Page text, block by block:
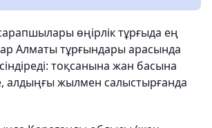
өңірлік тұрғыда ең
Алматы тұрғындары арасында
тоқсанына жан басына
алдыңғы жылмен салыстырғанда